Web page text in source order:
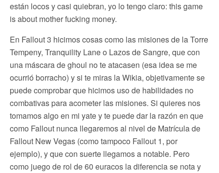
están locos y casi quiebran, yo lo tengo claro: this game
is about mother fucking money.
En Fallout 3 hicimos cosas como las misiones de la Torre
Tempeny, Tranquility Lane o Lazos de Sangre, que con
una máscara de ghoul no te atacasen (esa idea se me
ocurrió borracho) y si te miras la Wikia, objetivamente se
puede comprobar que hicimos uso de habilidades no
combativas para acometer las misiones. Si quieres nos
tomamos algo en mi yate y te puede dar la razón en que
como Fallout nunca llegaremos al nivel de Matrícula de
Fallout New Vegas (como tampoco Fallout 1, por
ejemplo), y que con suerte llegamos a notable. Pero
como juego de rol de 60 euracos la diferencia se nota y